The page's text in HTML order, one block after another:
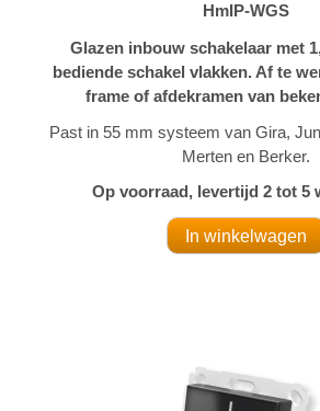
HmIP-WGS
Glazen inbouw schakelaar met
bediende schakel vlakken. Af te
frame of afdekramen van
Past in 55 mm systeem van Gira,
Merten en Berker.
Op voorraad, levertijd 2 tot 5